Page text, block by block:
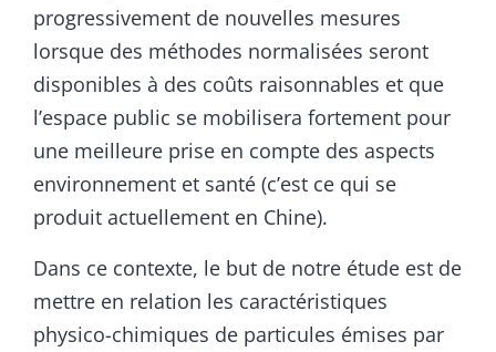
progressivement de nouvelles mesures
lorsque des méthodes normalisées seront
disponibles à des coûts raisonnables et que
l’espace public se mobilisera fortement pour
une meilleure prise en compte des aspects
environnement et santé (c’est ce qui se
produit actuellement en Chine).
Dans ce contexte, le but de notre étude est de
mettre en relation les caractéristiques
physico-chimiques de particules émises par